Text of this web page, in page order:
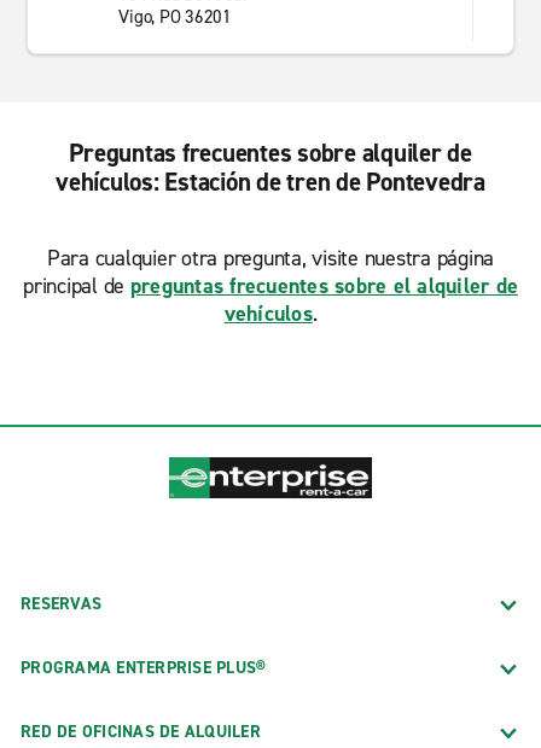
Vigo, PO 36201
Preguntas frecuentes sobre alquiler de
vehículos: Estación de tren de Pontevedra
Para cualquier otra pregunta, visite nuestra página
principal de preguntas frecuentes sobre el alquiler de
vehículos.
RESERVAS
PROGRAMA ENTERPRISE PLUS®
RED DE OFICINAS DE ALQUILER